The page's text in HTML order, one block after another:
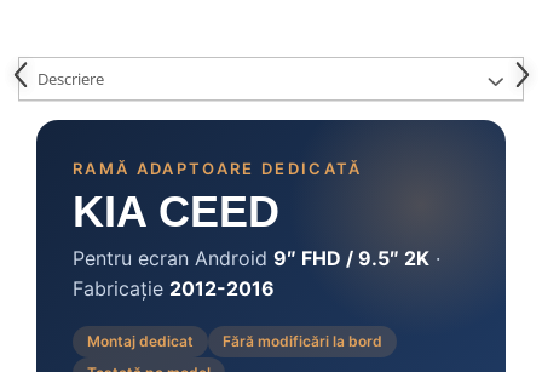
Camere marșarier universale
Camere Skoda
Camere Volkswagen
Camere Audi
Camere BMW
Descriere
RAMĂ ADAPTOARE DEDICATĂ
KIA CEED
Pentru ecran Android 9″ FHD / 9.5″ 2K ·
Fabricație 2012-2016
Montaj dedicat
Fără modificări la bord